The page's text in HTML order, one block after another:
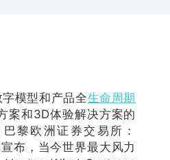
模型和产品全生命周期
案和3D体验解决方案的
黎欧洲证券交易所：
布，当今世界最大风力